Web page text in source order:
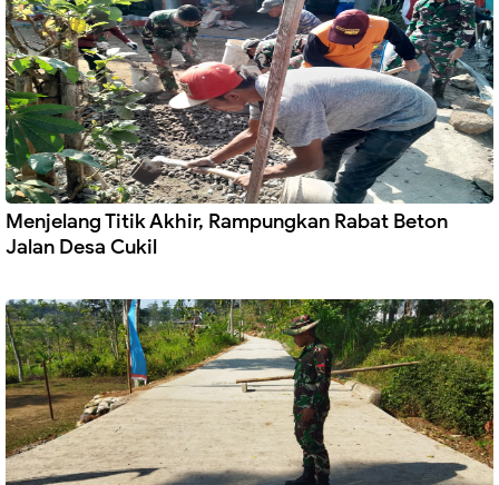
Menjelang Titik Akhir, Rampungkan Rabat Beton
Jalan Desa Cukil